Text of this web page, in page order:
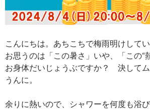
こんにちは。あちこちで梅雨明けして
お思うのは「この暑さ」いや、「この“
お身体だいじょうぶですか？ 決して
うんに。
余りに熱いので、シャワーを何度も浴